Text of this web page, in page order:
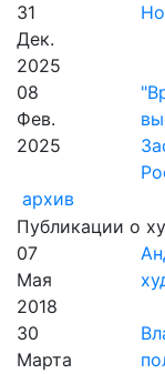
31
Дек.
2025
08
Фев.
2025
архив
Публикации о
07
Мая
2018
30
Марта